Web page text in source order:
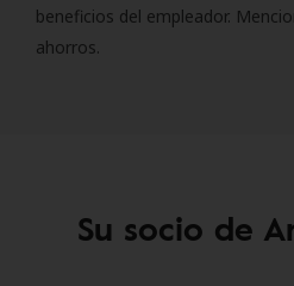
beneficios del empleador.
ahorros.
Su socio de